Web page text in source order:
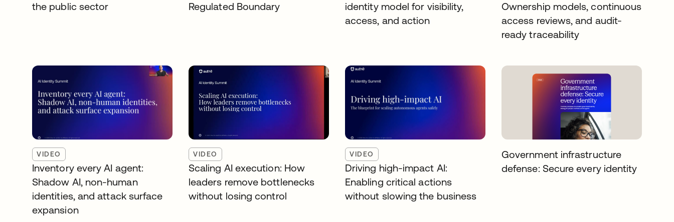
the public sector
Regulated Boundary
identity model for visibility,
access, and action
Ownership models, continuous
access reviews, and audit-
ready traceability
VIDEO
Inventory every AI agent:
Shadow AI, non-human
identities, and attack surface
expansion
VIDEO
Scaling AI execution: How
leaders remove bottlenecks
without losing control
VIDEO
Driving high-impact AI:
Enabling critical actions
without slowing the business
Government infrastructure
defense: Secure every identity